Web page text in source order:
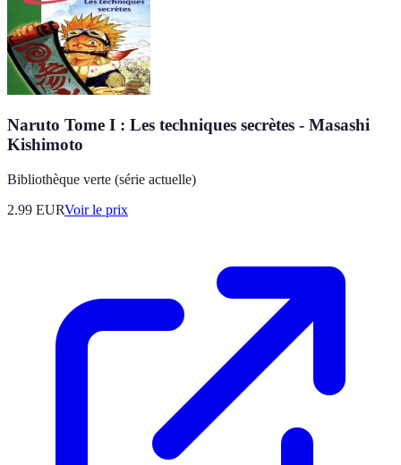
Naruto Tome I : Les techniques secrètes - Masashi
Kishimoto
Bibliothèque verte (série actuelle)
2.99 EURVoir le prix